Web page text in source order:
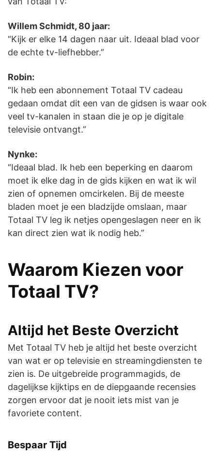
Willem Schmidt, 80 jaar:
“Kijk er elke 14 dagen naar uit. Ideaal blad voor
de echte tv-liefhebber.”
Robin:
“Ik heb een abonnement Totaal TV cadeau
gedaan omdat dit een van de gidsen is waar ook
veel tv-kanalen in staan die je op je digitale
televisie ontvangt.”
Nynke:
“Ideaal blad. Ik heb een beperking en daarom
moet ik elke dag in de gids kijken en wat ik wil
zien of opnemen omcirkelen. Bij de meeste
bladen moet je een bladzijde omslaan, maar
Totaal TV leg ik netjes opengeslagen neer en ik
kan direct zien wat ik nodig heb.”
Waarom Kiezen voor
Totaal TV?
Altijd het Beste Overzicht
Met Totaal TV heb je altijd het beste overzicht
van wat er op televisie en streamingdiensten te
zien is. De uitgebreide programmagids, de
dagelijkse kijktips en de diepgaande recensies
zorgen ervoor dat je nooit iets mist van je
favoriete content.
Bespaar Tijd